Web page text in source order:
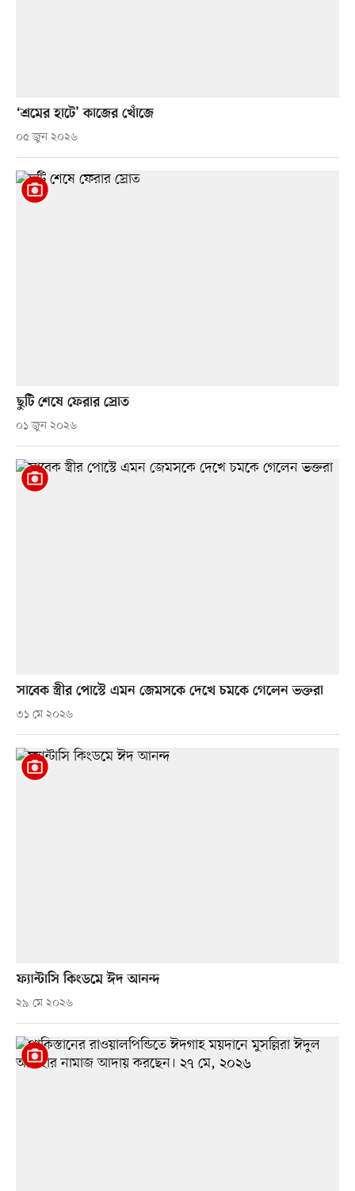
‘শ্রমের হাটে’ কাজের খোঁজে
০৫ জুন ২০২৬
ছুটি শেষে ফেরার স্রোত
০১ জুন ২০২৬
সাবেক স্ত্রীর পোস্টে এমন জেমসকে দেখে চমকে গেলেন ভক্তরা
৩১ মে ২০২৬
ফ্যান্টাসি কিংডমে ঈদ আনন্দ
২৯ মে ২০২৬